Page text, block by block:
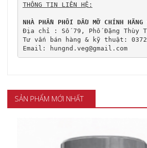
THÔNG TIN LIÊN HỆ:
NHÀ PHẦN PHỐI DẦU MỠ CHÍNH HÃNG
Địa chỉ : Số 79, Phố Đặng Thùy
Tư vấn bán hàng & kỹ thuật:
Email: hungnd.veg@gmail.com
SẢN PHẨM MỚI NHẤT